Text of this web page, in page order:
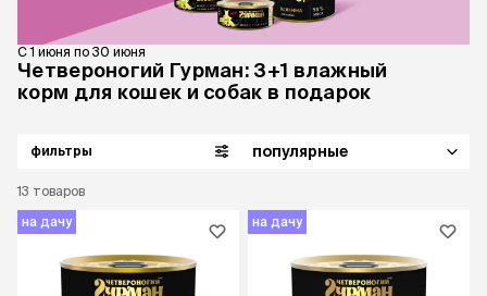
С 1 июня по 30 июня
Четвероногий Гурман: 3+1 влажный
корм для кошек и собак в подарок
13 товаров
фильтры популярные
на дачу на дачу